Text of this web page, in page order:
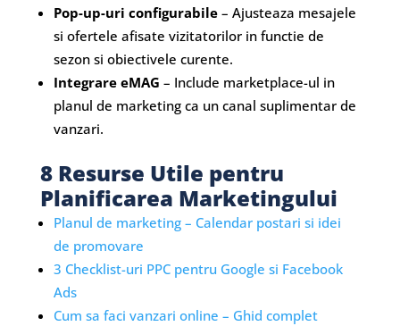
Pop-up-uri configurabile– Ajusteaza mesajele
si ofertele afisate vizitatorilor in functie de
sezon si obiectivele curente.
Integrare eMAG – Include marketplace-ul in
planul de marketing ca un canal suplimentar de
vanzari.
8 Resurse Utile pentru
Planificarea Marketingului
Planul de marketing – Calendar postari si idei
de promovare
3 Checklist-uri PPC pentru Google si Facebook
Ads
Cum sa faci vanzari online – Ghid complet